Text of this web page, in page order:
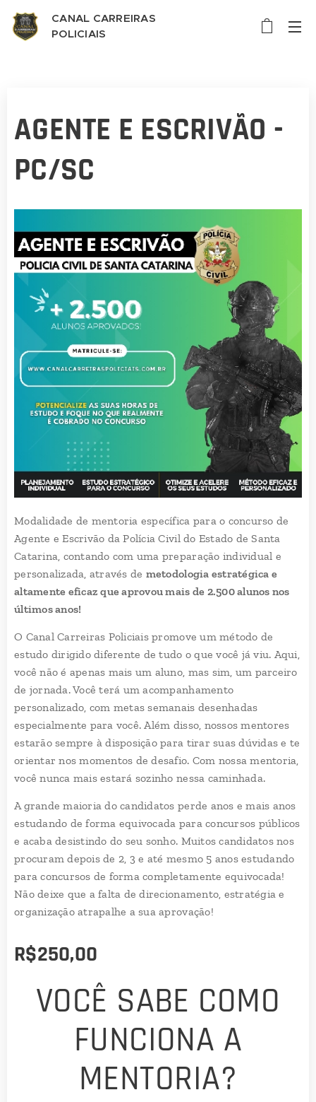
CANAL CARREIRAS
POLICIAIS
AGENTE E ESCRIVÃO -
PC/SC
Modalidade de mentoria específica para o concurso de
Agente e Escrivão da Polícia Civil do Estado de Santa
Catarina, contando com uma preparação individual e
personalizada, através de metodologia estratégica e
altamente eficaz que aprovou mais de 2.500 alunos nos
últimos anos!
O Canal Carreiras Policiais promove um método de
estudo dirigido diferente de tudo o que você já viu. Aqui,
você não é apenas mais um aluno, mas sim, um parceiro
de jornada. Você terá um acompanhamento
personalizado, com metas semanais desenhadas
especialmente para você. Além disso, nossos mentores
estarão sempre à disposição para tirar suas dúvidas e te
orientar nos momentos de desafio. Com nossa mentoria,
você nunca mais estará sozinho nessa caminhada.
A grande maioria do candidatos perde anos e mais anos
estudando de forma equivocada para concursos públicos
e acaba desistindo do seu sonho. Muitos candidatos nos
procuram depois de 2, 3 e até mesmo 5 anos estudando
para concursos de forma completamente equivocada!
Não deixe que a falta de direcionamento, estratégia e
organização atrapalhe a sua aprovação!
R$250,00
VOCÊ SABE COMO
FUNCIONA A
MENTORIA?